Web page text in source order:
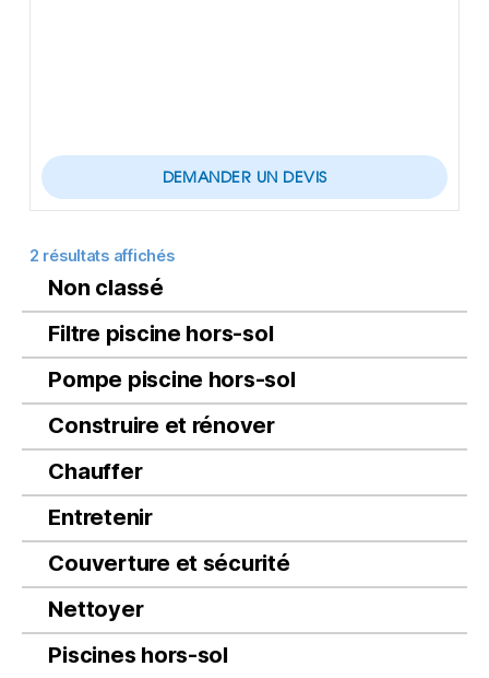
DEMANDER UN DEVIS
2 résultats affichés
Non classé
Filtre piscine hors-sol
Pompe piscine hors-sol
Construire et rénover
Chauffer
Entretenir
Couverture et sécurité
Nettoyer
Piscines hors-sol